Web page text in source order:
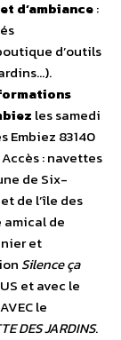
d’ambiance:
d’outils
les samedi
Embiez 83140
: navettes
de Six-
de l’île des
amical de
et
Silence ça
et avec le
le
DES JARDINS.